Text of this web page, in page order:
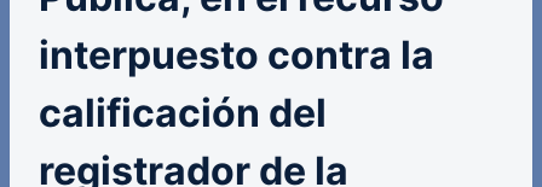
interpuesto contra la
calificación del
registrador de la